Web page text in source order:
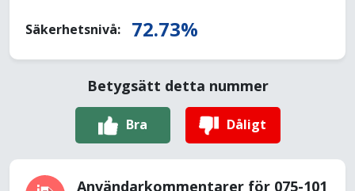
Säkerhetsnivå: 72.73%
Betygsätt detta nummer
Bra Dåligt
Användarkommentarer för 075-101